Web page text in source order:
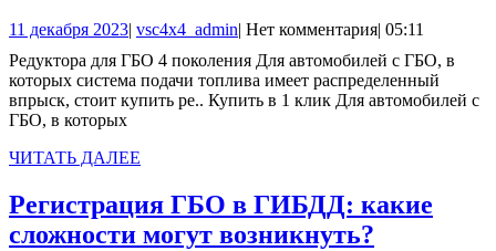
ГБО
4
11 декабря 202311
2023
| vsc4x4_adminvsc4x4_admin
| Нет комментария| 05:11
Редуктора для ГБО 4 поколения Для автомобилей с ГБО, в
которых система подачи топлива имеет распределенный
впрыск, стоит купить ре.. Купить в 1 клик Для автомобилей с
ГБО, в которых
ЧИТАТЬ ДАЛЕЕ
Регистрация ГБО в ГИБДД: какие
сложности могут возникнуть?